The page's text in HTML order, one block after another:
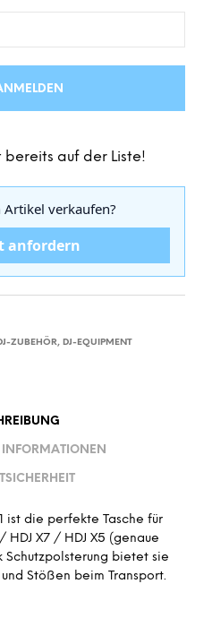
bereits auf der Liste!
verkaufen?
anfordern
ZUBEHÖR, DJ-EQUIPMENT
ist die perfekte Tasche für
HDJ X7 / HDJ X5 (genaue
Schutzpolsterung bietet sie
Stößen beim Transport.